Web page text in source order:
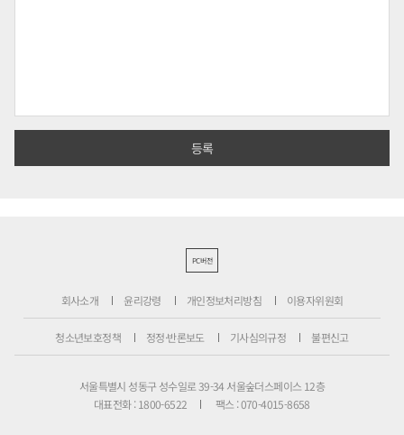
PC버전
회사소개 윤리강령 개인정보처리방침 이용자위원회
청소년보호정책 정정·반론보도 기사심의규정 불편신고
서울특별시 성동구 성수일로 39-34 서울숲더스페이스 12층
대표전화 : 1800-6522
팩스 : 070-4015-8658